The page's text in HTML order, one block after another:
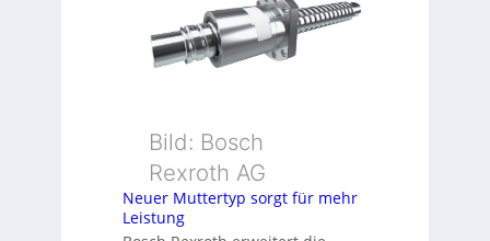
s
m
e
n
u
g
e
b
k
m
b
Bild: Bosch
Rexroth AG
Neuer Muttertyp sorgt für mehr
Leistung